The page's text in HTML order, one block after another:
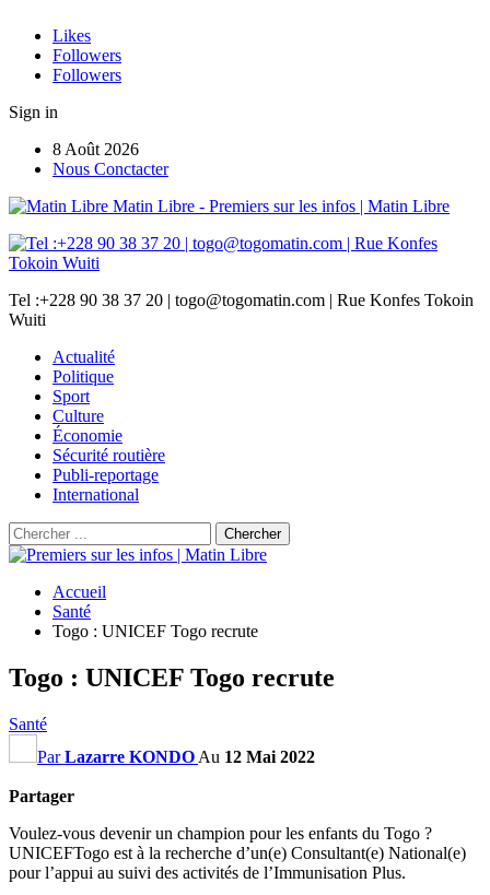
Likes
Followers
Followers
Sign in
8 Août 2026
Nous Conctacter
Matin Libre - Premiers sur les infos | Matin Libre
Tel :+228 90 38 37 20 | togo@togomatin.com | Rue Konfes Tokoin
Wuiti
Actualité
Politique
Sport
Culture
Économie
Sécurité routière
Publi-reportage
International
Accueil
Santé
Togo : UNICEF Togo recrute
Togo : UNICEF Togo recrute
Santé
ParLazarre KONDO Au 12 Mai 2022
Partager
Voulez-vous devenir un champion pour les enfants du Togo ?
UNICEFTogo est à la recherche d’un(e) Consultant(e) National(e)
pour l’appui au suivi des activités de l’Immunisation Plus.